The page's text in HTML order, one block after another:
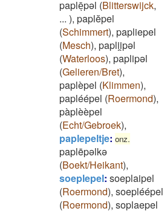
paplēͅpəl (Blitterswijck,
... ), paplĕpel
(Schimmert), papliepel
(Mesch), paplii̯pəl
(Waterloos), paplipəl
(Gelieren/Bret),
paplèpel (Klimmen),
papléépel (Roermond),
pàplèèpel
(Echt/Gebroek),
paplepeltje: onz.
paplēpəlkə
(Boekt/Heikant),
soeplepel: soeplaipel
(Roermond), soepléépel
(Roermond), soplaepel